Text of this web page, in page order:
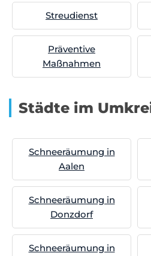
Streudienst
Präventive
Maßnahmen
Städte im
Schneeräumung in
Aalen
Schneeräumung in
Donzdorf
Schneeräumung in